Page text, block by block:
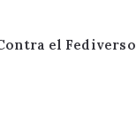
el Fediverso